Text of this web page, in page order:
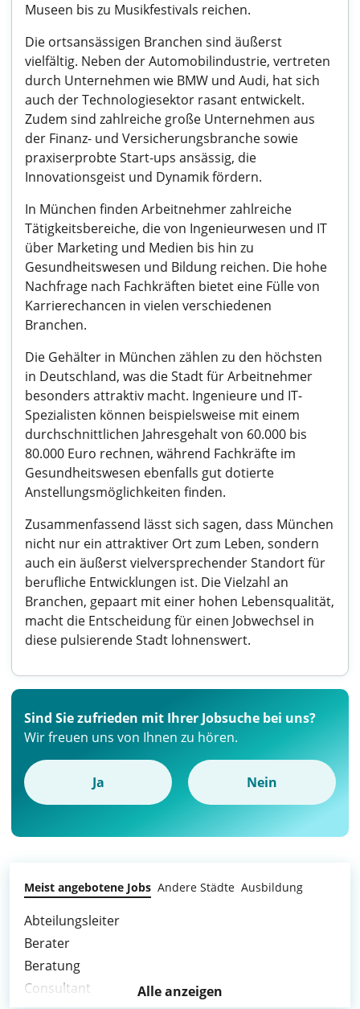
Museen bis zu Musikfestivals reichen.
Die ortsansässigen Branchen sind äußerst
vielfältig. Neben der Automobilindustrie, vertreten
durch Unternehmen wie BMW und Audi, hat sich
auch der Technologiesektor rasant entwickelt.
Zudem sind zahlreiche große Unternehmen aus
der Finanz- und Versicherungsbranche sowie
praxiserprobte Start-ups ansässig, die
Innovationsgeist und Dynamik fördern.
In München finden Arbeitnehmer zahlreiche
Tätigkeitsbereiche, die von Ingenieurwesen und IT
über Marketing und Medien bis hin zu
Gesundheitswesen und Bildung reichen. Die hohe
Nachfrage nach Fachkräften bietet eine Fülle von
Karrierechancen in vielen verschiedenen
Branchen.
Die Gehälter in München zählen zu den höchsten
in Deutschland, was die Stadt für Arbeitnehmer
besonders attraktiv macht. Ingenieure und IT-
Spezialisten können beispielsweise mit einem
durchschnittlichen Jahresgehalt von 60.000 bis
80.000 Euro rechnen, während Fachkräfte im
Gesundheitswesen ebenfalls gut dotierte
Anstellungsmöglichkeiten finden.
Zusammenfassend lässt sich sagen, dass München
nicht nur ein attraktiver Ort zum Leben, sondern
auch ein äußerst vielversprechender Standort für
berufliche Entwicklungen ist. Die Vielzahl an
Branchen, gepaart mit einer hohen Lebensqualität,
macht die Entscheidung für einen Jobwechsel in
diese pulsierende Stadt lohnenswert.
Sind Sie zufrieden mit Ihrer Jobsuche bei uns?
Wir freuen uns von Ihnen zu hören.
Ja Nein
Meist angebotene Jobs Andere Städte Ausbildung
Abteilungsleiter
Berater
Beratung
Consultant
Alle anzeigen